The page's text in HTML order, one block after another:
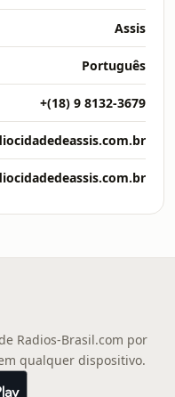
Assis
Português
+(18) 9 8132-3679
Radios-Brasil.com por
qualquer dispositivo.